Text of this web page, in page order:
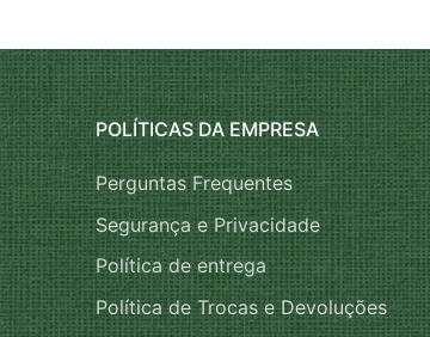
POLÍTICAS DA EMPRESA
Perguntas Frequentes
Segurança e Privacidade
Política de entrega
Política de Trocas e Devoluções